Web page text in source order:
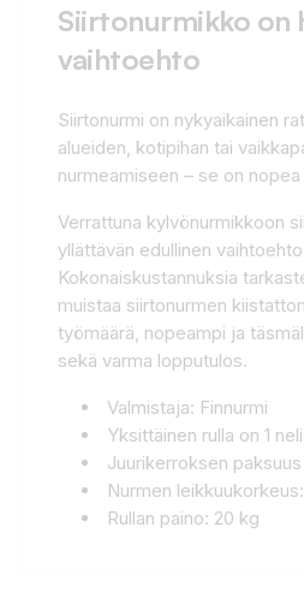
Siirtonurmikko on
vaihtoehto
Siirtonurmi on nykyaikainen
alueiden, kotipihan tai
nurmeamiseen – se on
Verrattuna kylvönurmikkoon
yllättävän edullinen
Kokonaiskustannuksia
muistaa siirtonurmen
työmäärä, nopeampi ja
sekä varma lopputulos.
Valmistaja: Finnurmi
Yksittäinen rulla on 1
Juurikerroksen
Nurmen
Rullan paino: 20 kg